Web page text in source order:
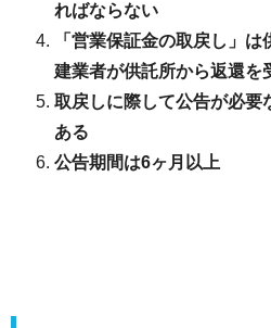
ればならない
「営業保証金の取戻し」
建業者が供託所から返還を
取戻しに際して公告が必要
ある
公告期間は6ヶ月以上